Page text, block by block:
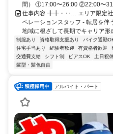
間） ①17:00〜26:00 ②22:00〜
仕事内容 ╋╋・‥… エリア限定
ペレーションスタッフ - 転居を伴
地域に根ざして長期でキャリ
制服あり 資格取得支援あり バイク通勤
住宅手当あり
経験者歓迎 有資格者歓迎
交通費支給
シフト制 ピアスOK 土日祝
髪型・髪色自由
アルバイト・パート